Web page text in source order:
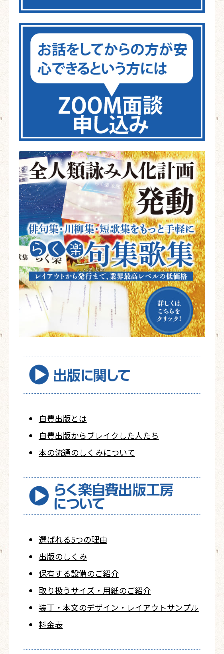
自費出版とは
自費出版からブレイクした人たち
本の流通のしくみについて
選ばれる5つの理由
出版のしくみ
保有する設備のご紹介
取り扱うサイズ・用紙のご紹介
装丁・本文のデザイン・レイアウトサンプル
料金表